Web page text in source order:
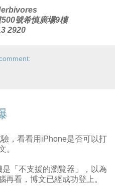
號希慎廣場9樓
2920
，看看用iPhone是否可以打
。
「不支援的瀏覽器」，以為
再看，博文已經成功登上。